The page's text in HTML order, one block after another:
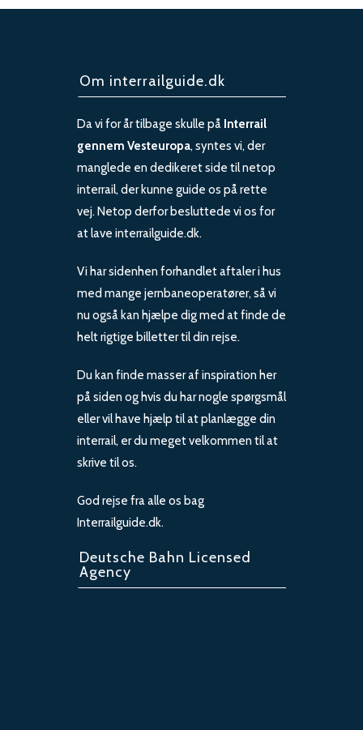
Om interrailguide.dk
Da vi for år tilbage skulle på Interrail
gennem Vesteuropa, syntes vi, der
manglede en dedikeret side til netop
interrail, der kunne guide os på rette
vej. Netop derfor besluttede vi os for
at lave interrailguide.dk.
Vi har sidenhen forhandlet aftaler i hus
med mange jernbaneoperatører, så vi
nu også kan hjælpe dig med at finde de
helt rigtige billetter til din rejse.
Du kan finde masser af inspiration her
på siden og hvis du har nogle spørgsmål
eller vil have hjælp til at planlægge din
interrail, er du meget velkommen til at
skrive til os.
God rejse fra alle os bag
Interrailguide.dk.
Deutsche Bahn Licensed
Agency